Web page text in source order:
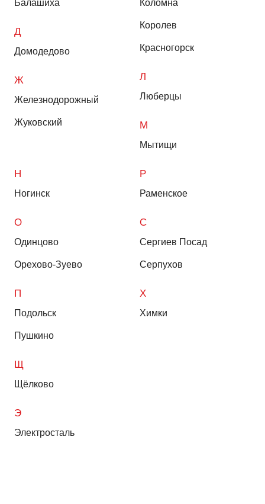
Балашиха
Д
Домодедово
Ж
Железнодорожный
Жуковский
Коломна
Королев
Красногорск
Л
Люберцы
М
Мытищи
Н
Ногинск
О
Одинцово
Орехово-Зуево
П
Подольск
Пушкино
Р
Раменское
С
Сергиев Посад
Серпухов
Х
Химки
Щ
Щёлково
Э
Электросталь